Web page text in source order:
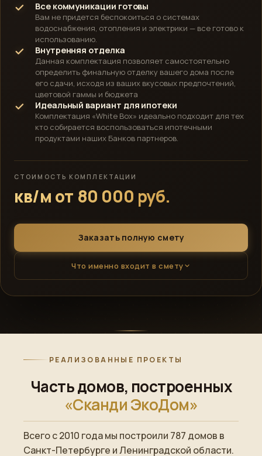
Все коммуникации готовы
Вам не придется беспокоиться о системах
водоснабжения, отопления и электрики — все готово к
использованию.
Внутренняя отделка
Данная комплектация позволяет самостоятельно
определить финальную отделку вашего дома после
его сдачи, исходя из ваших вкусовых предпочтений,
цветовой гаммы и бюджета
Идеальный вариант для ипотеки
Комплектация «White Box» идеально подходит для тех
кто собирается воспользоваться ипотечными
продуктами наших Банков партнеров.
СТОИМОСТЬ КОМПЛЕКТАЦИИ
кв/м от 80 000 руб.
Заказать полную смету
Что именно входит в смету
РЕАЛИЗОВАННЫЕ ПРОЕКТЫ
Часть домов, построенных
«Сканди ЭкоДом»
Всего с 2010 года мы построили 787 домов в
Санкт-Петербурге и Ленинградской области.
ПОСТРОЕННЫЙ ОБЪЕКТ →